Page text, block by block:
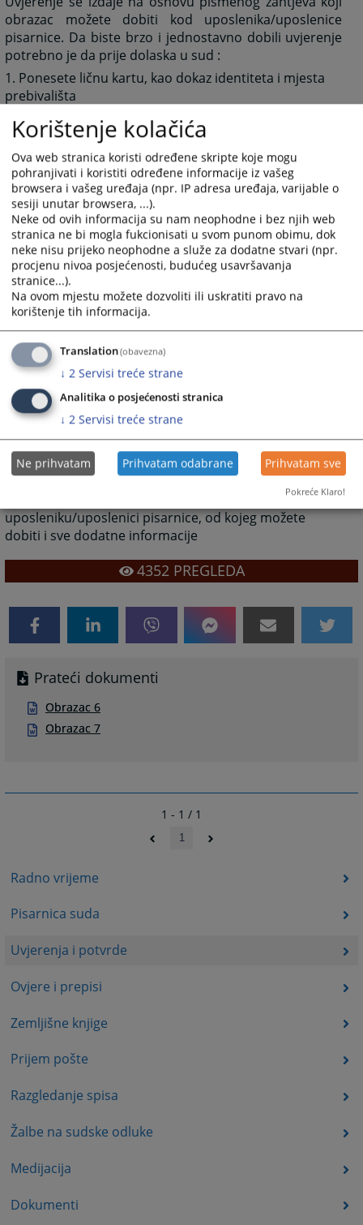
Radno vrijeme
Pisarnica suda
Uvjerenja i potvrde
Ovjere i prepisi
Zemljišne knjige
Prijem pošte
Razgledanje spisa
Žalbe na sudske odluke
Medijacija
Dokumenti
obrazac možete dobiti kod uposlenika/uposlenice
pisarnice. Da biste brzo i jednostavno dobili uvjerenje
potrebno je da prije dolaska u sud :
1. Ponesete ličnu kartu, kao dokaz identiteta i mjesta
prebivališta
2. Ispunite obrazac zahtjeva za izdavanje uvjerenja da
nije izrečena zaštitna mjera zabrane obavljanja
djelatnosti
3. Priložite dokaz o uplati sudske takse u iznosu od
15,00 KM
4. Popunjen obrazac uz kopiju uplatnice predate
uposleniku/uposlenici pisarnice, od kojeg možete
dobiti i sve dodatne informacije
Uvjerenja sa podacima iz registra novčanih kazni :
Uvjerenje se izdaje na osnovu pismenog zahtjeva
fizičke ili pravne osobe. Obrazac možete dobiti kod
uposlenika/uposlenice pisarnice. Da biste brzo i
jednostavno dobili uvjerenje potrebno je :
1. Ponesete ličnu kartu, kao dokaz identiteta i mjesta
prebivališta
2. Ispuniti obrazac zahtjeva za izdavanje podataka iz
registra novčanih kazni
3. Priložite dokaz o uplati sudske takse u iznosu od
15,00 KM
4. Popunjen obrazac uz kopiju uplatnice predate
uposleniku/uposlenici pisarnice, od kojeg možete
dobiti i sve dodatne informacije
4352PREGLEDA
Prateći dokumenti
Obrazac 6
Obrazac 7
1 - 1 / 1
1
Korištenje kolačića
Ova web stranica koristi određene skripte koje mogu
pohranjivati i koristiti određene informacije iz vašeg
browsera i vašeg uređaja (npr. IP adresa uređaja, varijable o
sesiji unutar browsera, ...).
Neke od ovih informacija su nam neophodne i bez njih web
stranica ne bi mogla fukcionisati u svom punom obimu, dok
neke nisu prijeko neophodne a služe za dodatne stvari (npr.
procjenu nivoa posjećenosti, budućeg usavršavanja
stranice...).
Na ovom mjestu možete dozvoliti ili uskratiti pravo na
korištenje tih informacija.
Translation(obavezna)
↓ 2 Servisi treće strane
Analitika o posjećenosti stranica
↓ 2 Servisi treće strane
Ne prihvatam Prihvatam odabrane Prihvatam sve
Pokreće Klaro!